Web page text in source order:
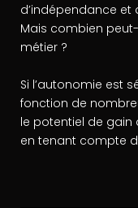
d’indépendance et
Mais combien
métier ?
Si l’autonomie est
fonction de
le potentiel de gain
en tenant compte